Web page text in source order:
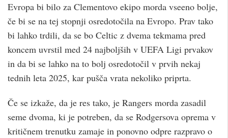
Evropa bi bilo za Clementovo ekipo morda vseeno bolje,
če bi se na tej stopnji osredotočila na Evropo. Prav tako
bi lahko trdili, da se bo Celtic z dvema tekmama pred
koncem uvrstil med 24 najboljših v UEFA Ligi prvakov
in da bi se lahko na to bolj osredotočil v prvih nekaj
tednih leta 2025, kar pušča vrata nekoliko priprta.
Če se izkaže, da je res tako, je Rangers morda zasadil
seme dvoma, ki je potreben, da se Rodgersova oprema v
kritičnem trenutku zamaje in ponovno odpre razpravo o